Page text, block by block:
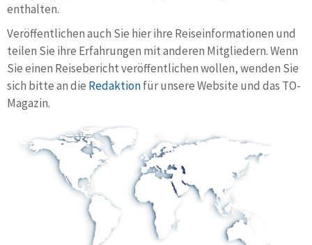
enthalten.
Veröffentlichen auch Sie hier ihre Reiseinformationen und
teilen Sie ihre Erfahrungen mit anderen Mitgliedern. Wenn
Sie einen Reisebericht veröffentlichen wollen, wenden Sie
sich bitte an die Redaktionfür unsere Website und das TO-
Magazin.